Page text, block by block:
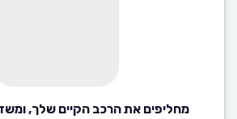
מחליפים את הרכב הקיים שלך,